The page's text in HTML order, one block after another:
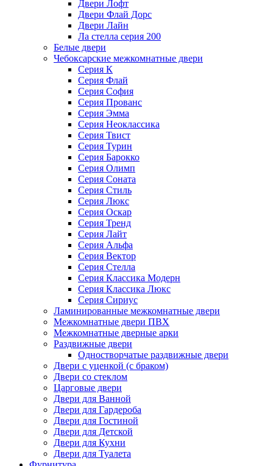
Двери Лофт
Двери Флай Дорс
Двери Лайн
Ла стелла серия 200
Белые двери
Чебоксарские межкомнатные двери
Серия К
Серия Флай
Серия София
Серия Прованс
Серия Эмма
Серия Неоклассика
Серия Твист
Серия Турин
Серия Барокко
Серия Олимп
Серия Соната
Серия Стиль
Серия Люкс
Серия Оскар
Серия Тренд
Серия Лайт
Серия Альфа
Серия Вектор
Серия Стелла
Серия Классика Модерн
Серия Классика Люкс
Серия Сириус
Ламинированные межкомнатные двери
Межкомнатные двери ПВХ
Межкомнатные дверные арки
Раздвижные двери
Одностворчатые раздвижные двери
Двери с уценкой (с браком)
Двери со стеклом
Царговые двери
Двери для Ванной
Двери для Гардероба
Двери для Гостиной
Двери для Детской
Двери для Кухни
Двери для Туалета